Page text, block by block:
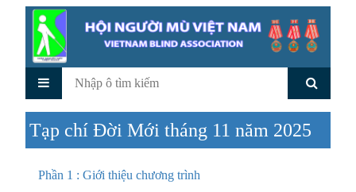
Tạp chí Đời Mới tháng 11 năm 2025
Phần 1 : Giới thiệu chương trình